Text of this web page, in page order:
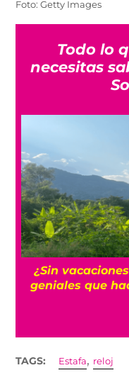
Foto: Getty Images
Todo lo
necesitas
¿Sin
geniales que
TAGS: Estafa, reloj